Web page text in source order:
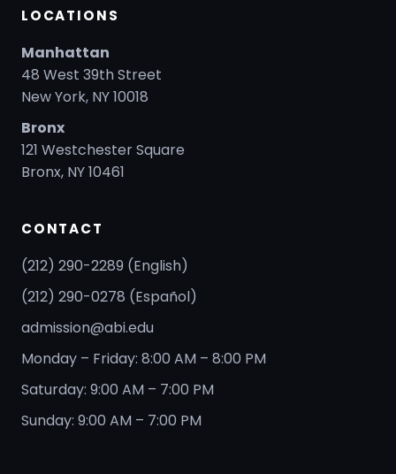
LOCATIONS
Manhattan
48 West 39th Street
New York, NY 10018
Bronx
121 Westchester Square
Bronx, NY 10461
CONTACT
(212) 290-2289 (English)
(212) 290-0278 (Español)
admission@abi.edu
Monday – Friday: 8:00 AM – 8:00 PM
Saturday: 9:00 AM – 7:00 PM
Sunday: 9:00 AM – 7:00 PM